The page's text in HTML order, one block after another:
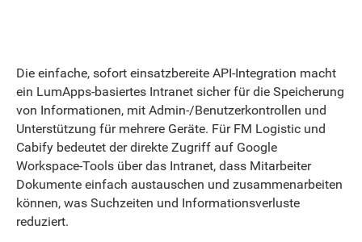
Die einfache, sofort einsatzbereite API-Integration macht
ein LumApps-basiertes Intranet sicher für die Speicherung
von Informationen, mit Admin-/Benutzerkontrollen und
Unterstützung für mehrere Geräte. Für FM Logistic und
Cabify bedeutet der direkte Zugriff auf Google
Workspace-Tools über das Intranet, dass Mitarbeiter
Dokumente einfach austauschen und zusammenarbeiten
können, was Suchzeiten und Informationsverluste
reduziert.